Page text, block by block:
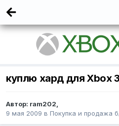
куплю хард для Xbox
Автор: ram202,
9 мая 2009 в Покупка и продажа